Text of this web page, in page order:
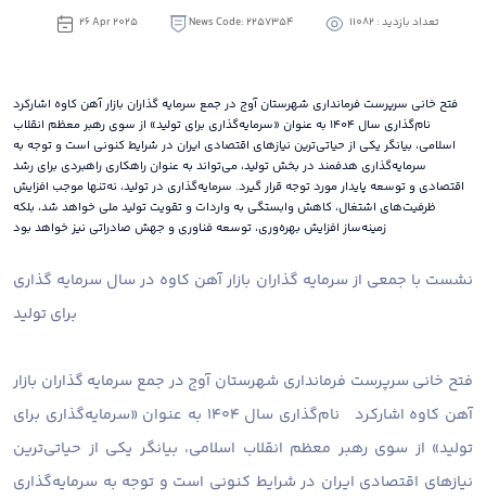
26 Apr 2025 News Code: 2257354 تعداد بازدید : 11082
فتح خانی سرپرست فرمانداری شهرستان آوج در جمع سرمایه گذاران بازار آهن کاوه اشارکرد
نام‌گذاری سال ۱۴۰۴ به عنوان «سرمایه‌گذاری برای تولید» از سوی رهبر معظم انقلاب
اسلامی، بیانگر یکی از حیاتی‌ترین نیازهای اقتصادی ایران در شرایط کنونی است و توجه به
سرمایه‌گذاری هدفمند در بخش تولید، می‌تواند به عنوان راهکاری راهبردی برای رشد
اقتصادی و توسعه پایدار مورد توجه قرار گیرد. سرمایه‌گذاری در تولید، نه‌تنها موجب افزایش
ظرفیت‌های اشتغال، کاهش وابستگی به واردات و تقویت تولید ملی خواهد شد، بلکه
زمینه‌ساز افزایش بهره‌وری، توسعه فناوری و جهش صادراتی نیز خواهد بود
نشست با جمعی از سرمایه گذاران بازار آهن کاوه در سال سرمایه گذاری
برای تولید
فتح خانی سرپرست فرمانداری شهرستان آوج در جمع سرمایه گذاران بازار
آهن کاوه اشارکرد نام‌گذاری سال ۱۴۰۴ به عنوان «سرمایه‌گذاری برای
تولید» از سوی رهبر معظم انقلاب اسلامی، بیانگر یکی از حیاتی‌ترین
نیازهای اقتصادی ایران در شرایط کنونی است و توجه به سرمایه‌گذاری